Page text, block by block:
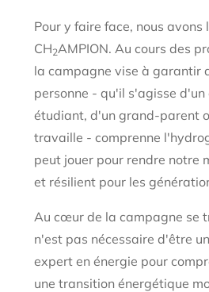
Pour y faire face, nous avons
CH2AMPION. Au cours des
la campagne vise à garantir
personne - qu'il s'agisse
étudiant, d'un grand-parent
travaille - comprenne
peut jouer pour rendre notre
et résilient pour les
Au cœur de la campagne se
n'est pas nécessaire d'être
expert en énergie pour
une transition énergétique